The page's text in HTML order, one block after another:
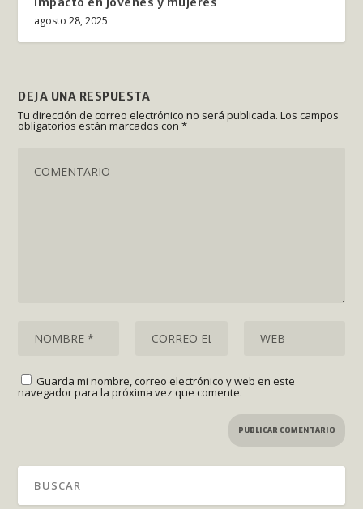
agosto 28, 2025
DEJA UNA RESPUESTA
Tu dirección de correo electrónico no será publicada. Los campos
obligatorios están marcados con*
Guarda mi nombre, correo electrónico y web en este
navegador para la próxima vez que comente.